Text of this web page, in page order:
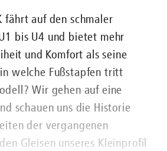
fährt auf den schmaler
bis U4 und bietet mehr
und Komfort als seine
welche Fußstapfen tritt
Wir gehen auf eine
schauen uns die Historie
der vergangenen
Gleisen unseres Kleinprofil